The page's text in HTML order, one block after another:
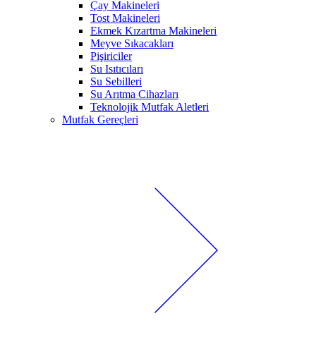
Çay Makineleri
Tost Makineleri
Ekmek Kızartma Makineleri
Meyve Sıkacakları
Pişiriciler
Su Isıtıcıları
Su Sebilleri
Su Arıtma Cihazları
Teknolojik Mutfak Aletleri
Mutfak Gereçleri